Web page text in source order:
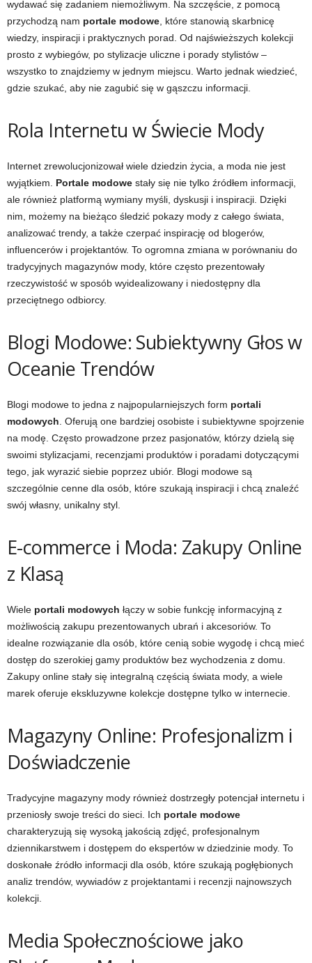
wydawać się zadaniem niemożliwym. Na szczęście, z pomocą
przychodzą nam portale modowe , które stanowią skarbnicę
wiedzy, inspiracji i praktycznych porad. Od najświeższych kolekcji
prosto z wybiegów, po stylizacje uliczne i porady stylistów –
wszystko to znajdziemy w jednym miejscu. Warto jednak wiedzieć,
gdzie szukać, aby nie zagubić się w gąszczu informacji.
Rola Internetu w Świecie Mody
Internet zrewolucjonizował wiele dziedzin życia, a moda nie jest
wyjątkiem. Portale modowe stały się nie tylko źródłem informacji,
ale również platformą wymiany myśli, dyskusji i inspiracji. Dzięki
nim, możemy na bieżąco śledzić pokazy mody z całego świata,
analizować trendy, a także czerpać inspirację od blogerów,
influencerów i projektantów. To ogromna zmiana w porównaniu do
tradycyjnych magazynów mody, które często prezentowały
rzeczywistość w sposób wyidealizowany i niedostępny dla
przeciętnego odbiorcy.
Blogi Modowe: Subiektywny Głos w
Oceanie Trendów
Blogi modowe to jedna z najpopularniejszych form portali
modowych . Oferują one bardziej osobiste i subiektywne spojrzenie
na modę. Często prowadzone przez pasjonatów, którzy dzielą się
swoimi stylizacjami, recenzjami produktów i poradami dotyczącymi
tego, jak wyrazić siebie poprzez ubiór. Blogi modowe są
szczególnie cenne dla osób, które szukają inspiracji i chcą znaleźć
swój własny, unikalny styl.
E-commerce i Moda: Zakupy Online
z Klasą
Wiele portali modowych łączy w sobie funkcję informacyjną z
możliwością zakupu prezentowanych ubrań i akcesoriów. To
idealne rozwiązanie dla osób, które cenią sobie wygodę i chcą mieć
dostęp do szerokiej gamy produktów bez wychodzenia z domu.
Zakupy online stały się integralną częścią świata mody, a wiele
marek oferuje ekskluzywne kolekcje dostępne tylko w internecie.
Magazyny Online: Profesjonalizm i
Doświadczenie
Tradycyjne magazyny mody również dostrzegły potencjał internetu i
przeniosły swoje treści do sieci. Ich portale modowe
charakteryzują się wysoką jakością zdjęć, profesjonalnym
dziennikarstwem i dostępem do ekspertów w dziedzinie mody. To
doskonałe źródło informacji dla osób, które szukają pogłębionych
analiz trendów, wywiadów z projektantami i recenzji najnowszych
kolekcji.
Media Społecznościowe jako